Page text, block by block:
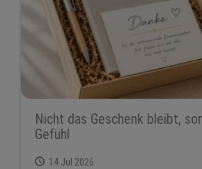
Nicht das Geschenk bleibt,
Gefühl
14 Jul 2026